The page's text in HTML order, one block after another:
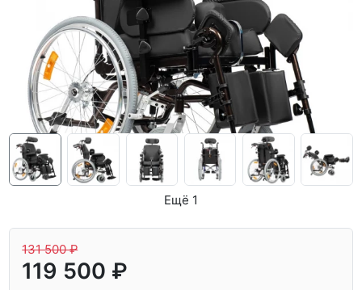
Ещё 1
131 500 ₽
119 500 ₽